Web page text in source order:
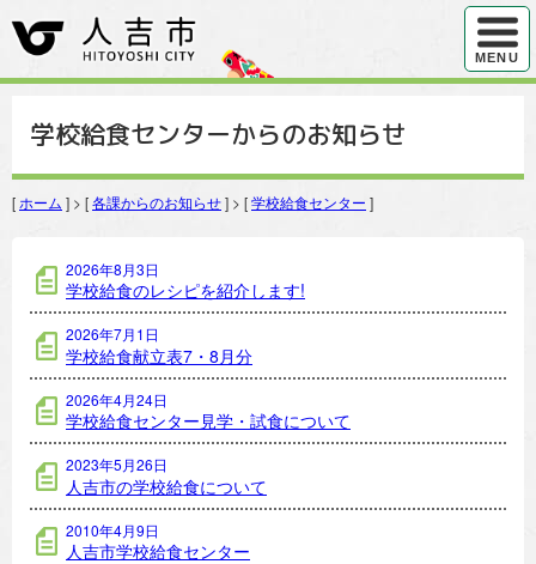
ハンバ
MENU
学校給食センターからのお知らせ
[ ホーム ] > [各課からのお知らせ] > [学校給食センター ]
学校給食センターの記事一覧
2026年8月3日
学校給食のレシピを紹介します!
2026年7月1日
学校給食献立表7・8月分
2026年4月24日
学校給食センター見学・試食について
2023年5月26日
人吉市の学校給食について
2010年4月9日
人吉市学校給食センター